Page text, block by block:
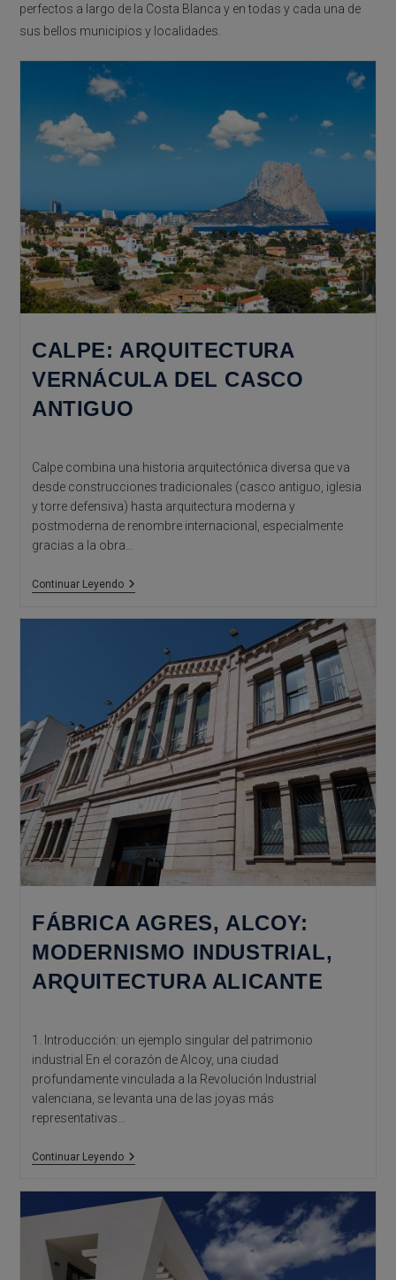
perfectos a largo de la Costa Blanca y en todas y cada una de
sus bellos municipios y localidades.
CALPE: ARQUITECTURA
VERNÁCULA DEL CASCO
ANTIGUO
Calpe combina una historia arquitectónica diversa que va
desde construcciones tradicionales (casco antiguo, iglesia
y torre defensiva) hasta arquitectura moderna y
postmoderna de renombre internacional, especialmente
gracias a la obra…
Continuar LeyendoCalpe:
Antiguo
FÁBRICA AGRES, ALCOY:
MODERNISMO INDUSTRIAL,
ARQUITECTURA ALICANTE
1. Introducción: un ejemplo singular del patrimonio
industrial En el corazón de Alcoy, una ciudad
profundamente vinculada a la Revolución Industrial
valenciana, se levanta una de las joyas más
representativas…
Continuar LeyendoFábrica
Modernismo
Industrial,
Arquitectura